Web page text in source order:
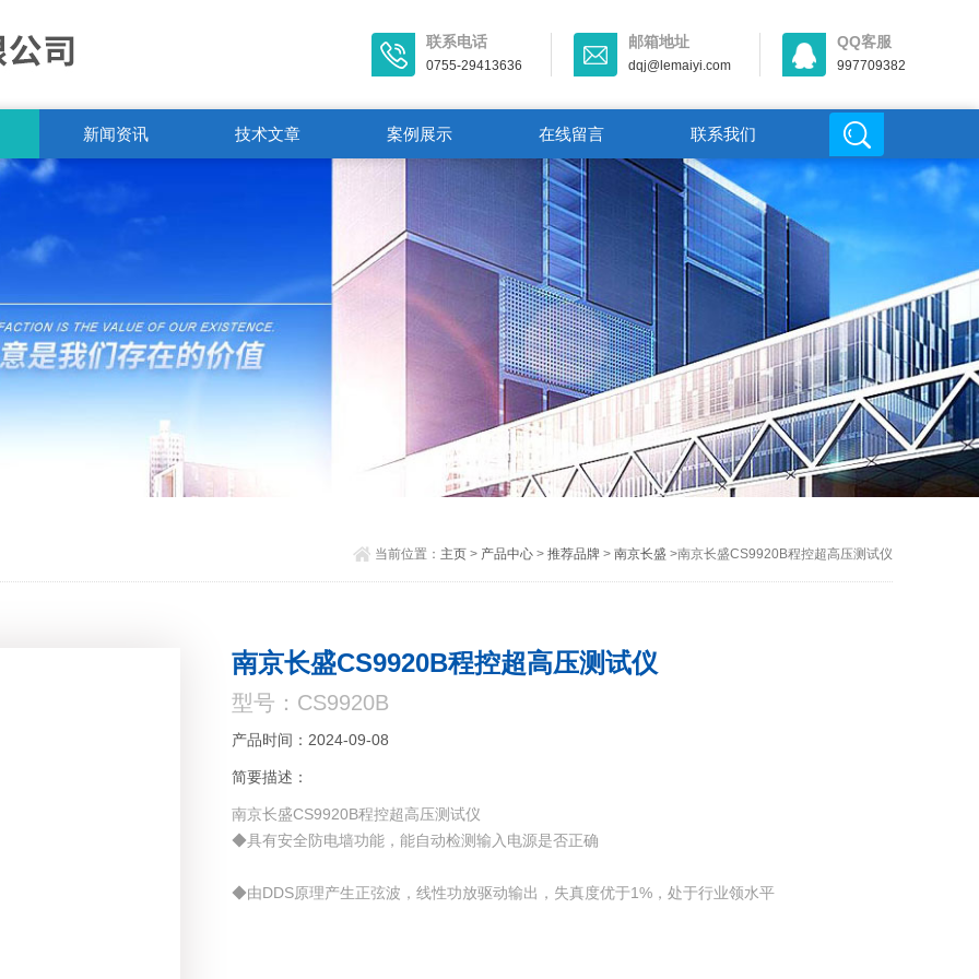
联系电话
0755-29413636
邮箱地址
dqj@lemaiyi.com
QQ客服
997709382
新闻资讯 技术文章 案例展示 在线留言 联系我们
当前位置： 主页> 产品中心> 推荐品牌> 南京长盛 >南京长盛CS9920B程控超高压测试仪
南京长盛CS9920B程控超高压测试仪
型号：CS9920B
产品时间：2024-09-08
简要描述：
南京长盛CS9920B程控超高压测试仪
◆具有安全防电墙功能，能自动检测输入电源是否正确
◆由DDS原理产生正弦波，线性功放驱动输出，失真度优于1%，处于行业领水平